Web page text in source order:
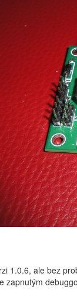
1.0.6, ale bez
zapnutým